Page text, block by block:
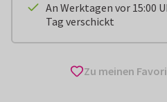
An Werktagen vor 15:00
Tag verschickt
Zu meinen